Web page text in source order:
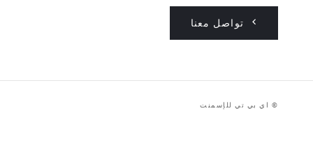
تواصل معنا
© اي بي تي للإسمنت